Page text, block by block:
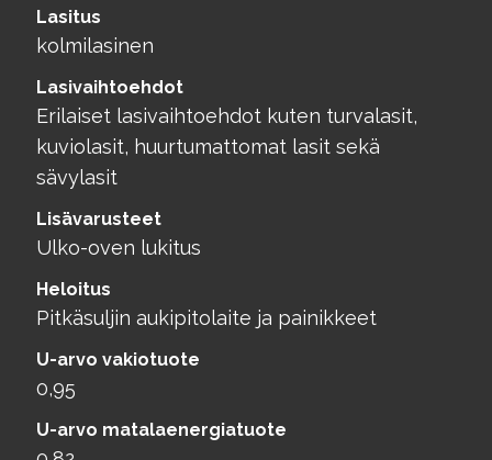
Lasitus
kolmilasinen
Lasivaihtoehdot
Erilaiset lasivaihtoehdot kuten turvalasit,
kuviolasit, huurtumattomat lasit sekä
sävylasit
Lisävarusteet
Ulko-oven lukitus
Heloitus
Pitkäsuljin aukipitolaite ja painikkeet
U-arvo vakiotuote
0,95
U-arvo matalaenergiatuote